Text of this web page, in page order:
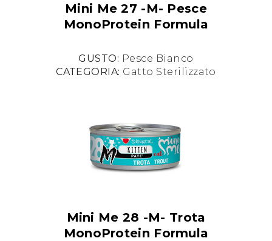
Mini Me 27 -M- Pesce
MonoProtein Formula
GUSTO: Pesce Bianco
CATEGORIA: Gatto Sterilizzato
Mini Me 28 -M- Trota
MonoProtein Formula